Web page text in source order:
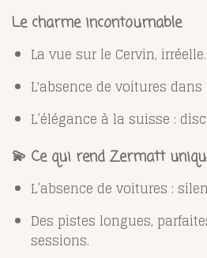
Le charme incontournable
La vue sur le Cervin, irréelle.
L'absence de voitures
L’élégance à la suisse :
💫 Ce qui rend Zermatt
L’absence de voitures :
Des pistes longues,
sessions.